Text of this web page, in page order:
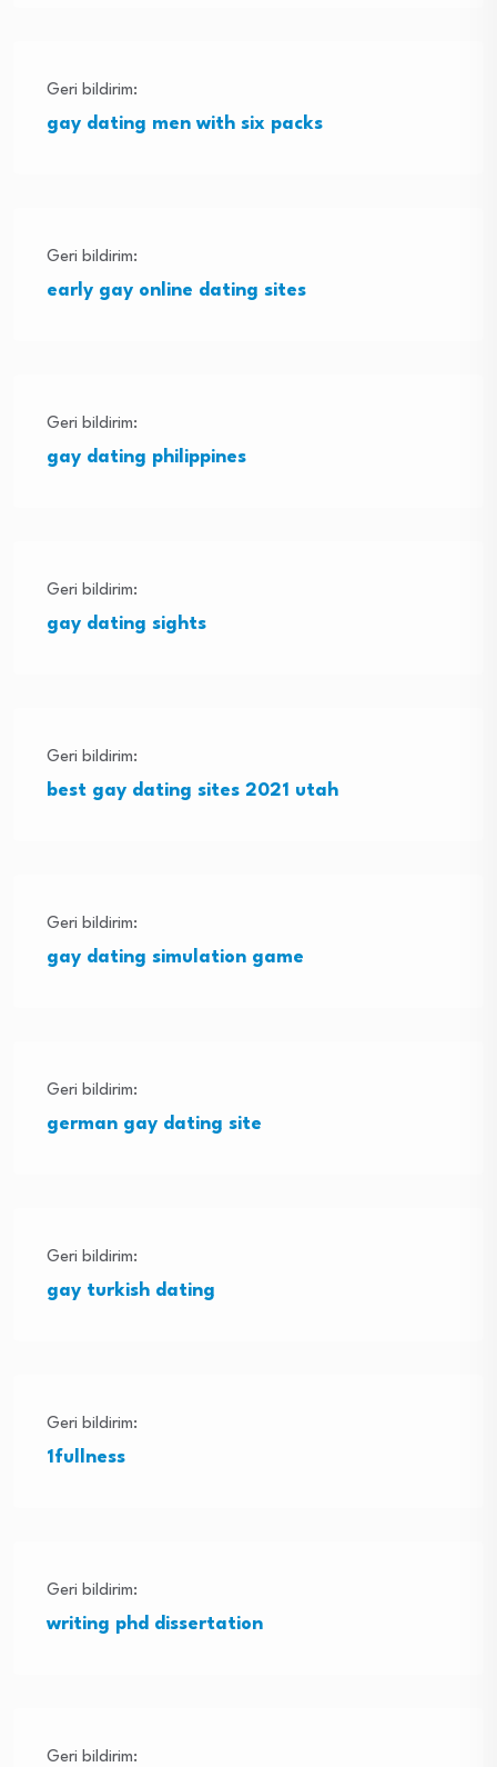
Geri bildirim:
gay dating men with six packs
Geri bildirim:
early gay online dating sites
Geri bildirim:
gay dating philippines
Geri bildirim:
gay dating sights
Geri bildirim:
best gay dating sites 2021 utah
Geri bildirim:
gay dating simulation game
Geri bildirim:
german gay dating site
Geri bildirim:
gay turkish dating
Geri bildirim:
1fullness
Geri bildirim:
writing phd dissertation
Geri bildirim: